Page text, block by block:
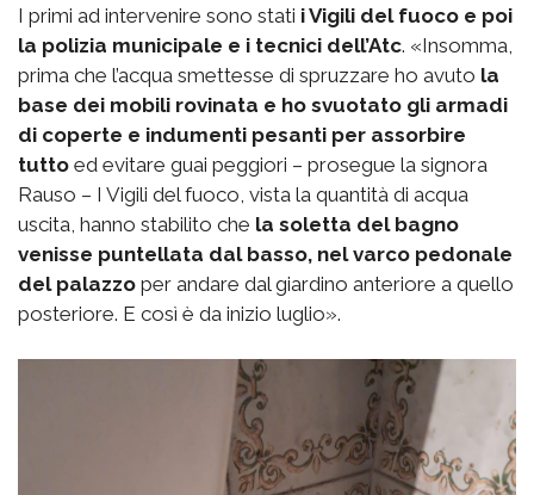
I primi ad intervenire sono stati i Vigili del fuoco e poi
la polizia municipale e i tecnici dell’Atc. «Insomma,
prima che l’acqua smettesse di spruzzare ho avuto la
base dei mobili rovinata e ho svuotato gli armadi
di coperte e indumenti pesanti per assorbire
tutto ed evitare guai peggiori – prosegue la signora
Rauso – I Vigili del fuoco, vista la quantità di acqua
uscita, hanno stabilito che la soletta del bagno
venisse puntellata dal basso, nel varco pedonale
del palazzo per andare dal giardino anteriore a quello
posteriore. E così è da inizio luglio».